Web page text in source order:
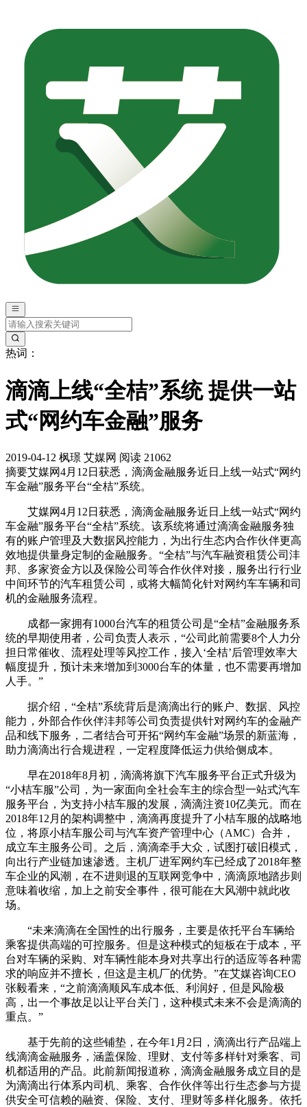
热词：
滴滴上线“全桔”系统 提供一站
式“网约车金融”服务
2019-04-12 枫璟 艾媒网 阅读 21062
摘要艾媒网4月12日获悉，滴滴金融服务近日上线一站式“网约
车金融”服务平台“全桔”系统。
艾媒网4月12日获悉，滴滴金融服务近日上线一站式“网约
车金融”服务平台“全桔”系统。该系统将通过滴滴金融服务独
有的账户管理及大数据风控能力，为出行生态内合作伙伴更高
效地提供量身定制的金融服务。“全桔”与汽车融资租赁公司沣
邦、多家资金方以及保险公司等合作伙伴对接，服务出行行业
中间环节的汽车租赁公司，或将大幅简化针对网约车车辆和司
机的金融服务流程。
成都一家拥有1000台汽车的租赁公司是“全桔”金融服务系
统的早期使用者，公司负责人表示，“公司此前需要8个人力分
担日常催收、流程处理等风控工作，接入‘全桔’后管理效率大
幅度提升，预计未来增加到3000台车的体量，也不需要再增加
人手。”
据介绍，“全桔”系统背后是滴滴出行的账户、数据、风控
能力，外部合作伙伴沣邦等公司负责提供针对网约车的金融产
品和线下服务，二者结合可开拓“网约车金融”场景的新蓝海，
助力滴滴出行合规进程，一定程度降低运力供给侧成本。
早在2018年8月初，滴滴将旗下汽车服务平台正式升级为
“小桔车服”公司，为一家面向全社会车主的综合型一站式汽车
服务平台，为支持小桔车服的发展，滴滴注资10亿美元。而在
2018年12月的架构调整中，滴滴再度提升了小桔车服的战略地
位，将原小桔车服公司与汽车资产管理中心（AMC）合并，
成立车主服务公司。之后，滴滴牵手大众，试图打破旧模式，
向出行产业链加速渗透。主机厂进军网约车已经成了2018年整
车企业的风潮，在不进则退的互联网竞争中，滴滴原地踏步则
意味着收缩，加上之前安全事件，很可能在大风潮中就此收
场。
“未来滴滴在全国性的出行服务，主要是依托平台车辆给
乘客提供高端的可控服务。但是这种模式的短板在于成本，平
台对车辆的采购、对车辆性能本身对共享出行的适应等各种需
求的响应并不擅长，但这是主机厂的优势。”在艾媒咨询CEO
张毅看来，“之前滴滴顺风车成本低、利润好，但是风险极
高，出一个事故足以让平台关门，这种模式未来不会是滴滴的
重点。”
基于先前的这些铺垫，在今年1月2日，滴滴出行产品端上
线滴滴金融服务，涵盖保险、理财、支付等多样针对乘客、司
机都适用的产品。此前新闻报道称，滴滴金融服务成立目的是
为滴滴出行体系内司机、乘客、合作伙伴等出行生态参与方提
供安全可信赖的融资、保险、支付、理财等多样化服务。依托